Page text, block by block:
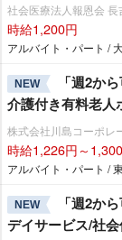
社会医療法人報恩会 長
時給1,200円
アルバイト・パート /
NEW
「週2か
介護付き有料老人
株式会社川島コーポレ
時給1,226円～
アルバイト・パート /
NEW
「週2か
デイサービス/社